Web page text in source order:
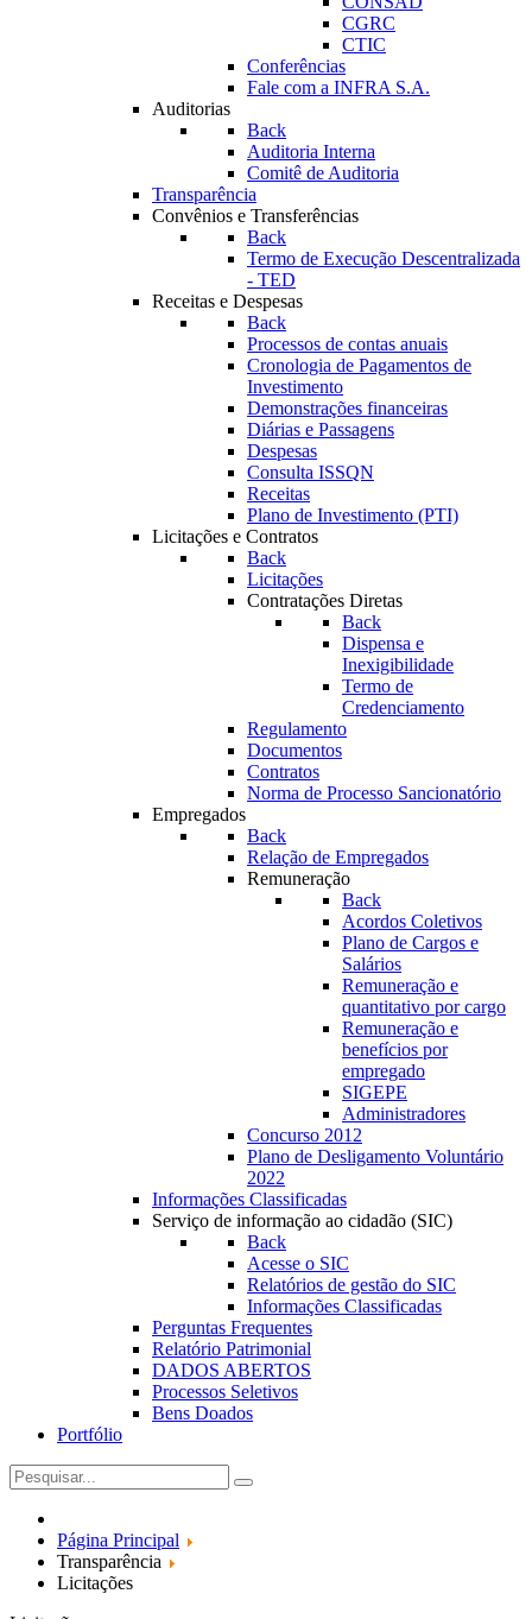
CGRC
CTIC
Conferências
Fale com a INFRA S.A.
Auditorias
Back
Auditoria Interna
Comitê de Auditoria
Transparência
Convênios e Transferências
Back
Termo de Execução Descentralizada
- TED
Receitas e Despesas
Back
Processos de contas anuais
Cronologia de Pagamentos de
Investimento
Demonstrações financeiras
Diárias e Passagens
Despesas
Consulta ISSQN
Receitas
Plano de Investimento (PTI)
Licitações e Contratos
Back
Licitações
Contratações Diretas
Back
Dispensa e
Inexigibilidade
Termo de
Credenciamento
Regulamento
Documentos
Contratos
Norma de Processo Sancionatório
Empregados
Back
Relação de Empregados
Remuneração
Back
Acordos Coletivos
Plano de Cargos e
Salários
Remuneração e
quantitativo por cargo
Remuneração e
benefícios por
empregado
SIGEPE
Administradores
Concurso 2012
Plano de Desligamento Voluntário
2022
Informações Classificadas
Serviço de informação ao cidadão (SIC)
Back
Acesse o SIC
Relatórios de gestão do SIC
Informações Classificadas
Perguntas Frequentes
Relatório Patrimonial
DADOS ABERTOS
Processos Seletivos
Bens Doados
Portfólio
Página Principal
Transparência
Licitações